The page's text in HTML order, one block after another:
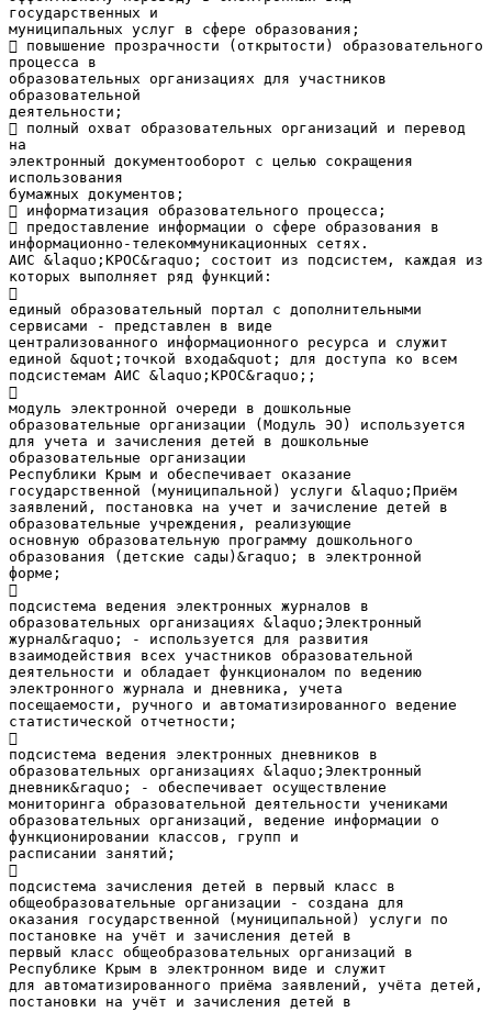
государственных и
муниципальных услуг в сфере образования;
 повышение прозрачности (открытости) образовательного
процесса в
образовательных организациях для участников
образовательной
деятельности;
 полный охват образовательных организаций и перевод
на
электронный документооборот с целью сокращения
использования
бумажных документов;
 информатизация образовательного процесса;
 предоставление информации о сфере образования в
информационно-телекоммуникационных сетях.
АИС &laquo;КРОС&raquo; состоит из подсистем, каждая из
которых выполняет ряд функций:

единый образовательный портал с дополнительными
сервисами - представлен в виде
централизованного информационного ресурса и служит
единой &quot;точкой входа&quot; для доступа ко всем
подсистемам АИС &laquo;КРОС&raquo;;

модуль электронной очереди в дошкольные
образовательные организации (Модуль ЭО) используется
для учета и зачисления детей в дошкольные
образовательные организации
Республики Крым и обеспечивает оказание
государственной (муниципальной) услуги &laquo;Приём
заявлений, постановка на учет и зачисление детей в
образовательные учреждения, реализующие
основную образовательную программу дошкольного
образования (детские сады)&raquo; в электронной
форме;

подсистема ведения электронных журналов в
образовательных организациях &laquo;Электронный
журнал&raquo; - используется для развития
взаимодействия всех участников образовательной
деятельности и обладает функционалом по ведению
электронного журнала и дневника, учета
посещаемости, ручного и автоматизированного ведение
статистической отчетности;

подсистема ведения электронных дневников в
образовательных организациях &laquo;Электронный
дневник&raquo; - обеспечивает осуществление
мониторинга образовательной деятельности учениками
образовательных организаций, ведение информации о
функционировании классов, групп и
расписании занятий;

подсистема зачисления детей в первый класс в
общеобразовательные организации - создана для
оказания государственной (муниципальной) услуги по
постановке на учёт и зачисления детей в
первый класс общеобразовательных организаций в
Республике Крым в электронном виде и служит
для автоматизированного приёма заявлений, учёта детей,
постановки на учёт и зачисления детей в